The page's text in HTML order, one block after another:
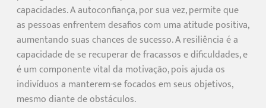
capacidades. A autoconfiança, por sua vez, permite que
as pessoas enfrentem desafios com uma atitude positiva,
aumentando suas chances de sucesso. A resiliência é a
capacidade de se recuperar de fracassos e dificuldades, e
é um componente vital da motivação, pois ajuda os
indivíduos a manterem-se focados em seus objetivos,
mesmo diante de obstáculos.